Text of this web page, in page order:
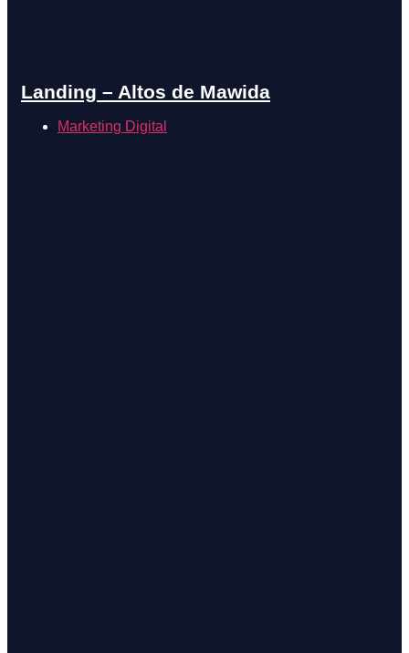
Landing – Altos de Mawida
Marketing Digital